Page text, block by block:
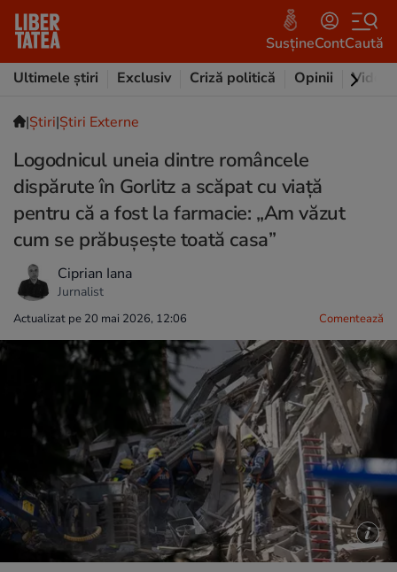
SusțineContCaută
Ultimele știri
Exclusiv Criză politică Opinii Video
|Ştiri|Știri Externe
Logodnicul uneia dintre româncele
dispărute în Gorlitz a scăpat cu viață
pentru că a fost la farmacie: „Am văzut
cum se prăbușește toată casa”
Ciprian Iana
Jurnalist
Actualizat pe 20 mai 2026, 12:06 Comentează